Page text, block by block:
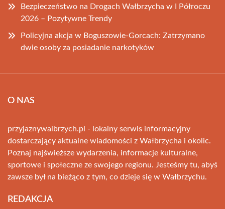
Bezpieczeństwo na Drogach Wałbrzycha w I Półroczu
2026 – Pozytywne Trendy
Policyjna akcja w Boguszowie-Gorcach: Zatrzymano
dwie osoby za posiadanie narkotyków
O NAS
przyjaznywalbrzych.pl - lokalny serwis informacyjny
dostarczający aktualne wiadomości z Wałbrzycha i okolic.
Poznaj najświeższe wydarzenia, informacje kulturalne,
sportowe i społeczne ze swojego regionu. Jesteśmy tu, abyś
zawsze był na bieżąco z tym, co dzieje się w Wałbrzychu.
REDAKCJA